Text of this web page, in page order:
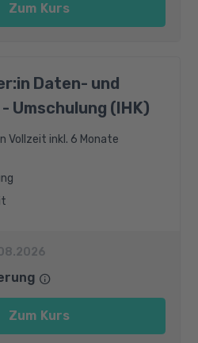
Zum Kurs
Daten- und
Umschulung (IHK)
Vollzeit inkl. 6 Monate
Zum Kurs